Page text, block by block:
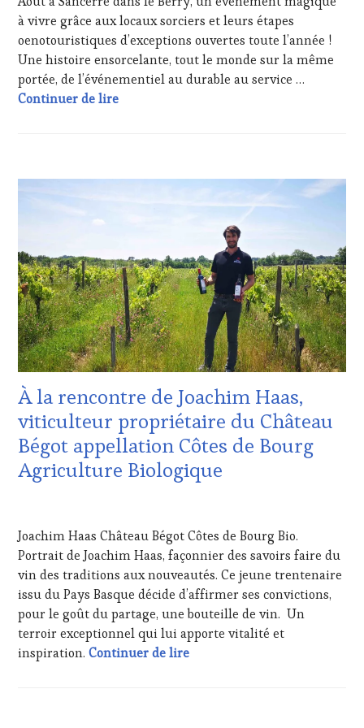
WINE
,
LIVE
STREAMING,
MASTERCLASS,
MÉDIAS,
WEB,
PRODUCTEURS
TERROIR,
SALONS
INTERNATIONAUX,
VIGNOBLES,
WINE
TASTING
VOUCHER,
WINE
TOURISM
FAME,
WINE
TOURISM
TOUR,
2024
à vivre grâce aux locaux sorciers et leurs étapes
oenotouristiques d’exceptions ouvertes toute l’année !
Une histoire ensorcelante, tout le monde sur la même
portée, de l’événementiel au durable au service …
Continuer de lireDu local à l’international, de
VOUCHER
DOMAINE
VITICOLE,
ADHÉRENT,
VIN
TOURISME,
EDITION
LES
DU
VIN
ET
DE
LA
HAUTE
INVITATIONS
&
DÉGUSTATIONS,
WINE
TASTING
MASTERCLASS
MÉDIAS,
PRESSE
ÉCRITE,
À la rencontre de Joachim Haas,
viticulteur propriétaire du Château
Bégot appellation Côtes de Bourg
Agriculture Biologique
2024
Joachim Haas Château Bégot Côtes de Bourg Bio.
Portrait de Joachim Haas, façonnier des savoirs faire du
vin des traditions aux nouveautés. Ce jeune trentenaire
issu du Pays Basque décide d’affirmer ses convictions,
pour le goût du partage, une bouteille de vin. Un
terroir exceptionnel qui lui apporte vitalité et
inspiration.Continuer de lireÀ la rencontre de Joachim